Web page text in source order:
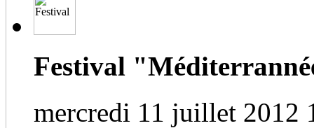
Festival
mercredi 11 juillet 2012